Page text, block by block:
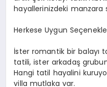
hayallerinizdeki manzara
Herkese Uygun
İster romantik bir balayı
tatili, ister arkadaş
Hangi tatil hayalini
villa mutlaka var.